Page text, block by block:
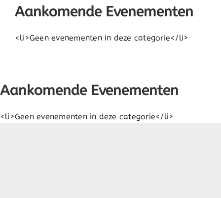
Aankomende Evenementen
<li>Geen evenementen in deze categorie</li>
Aankomende Evenementen
<li>Geen evenementen in deze categorie</li>